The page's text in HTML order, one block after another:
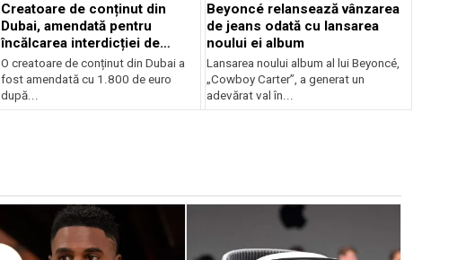
Creatoare de conținut din
Dubai, amendată pentru
încălcarea interdicției de
acces pe plaja roz din Sardinia
O creatoare de conținut din Dubai a
fost amendată cu 1.800 de euro
după...
Beyoncé relansează vânzarea
de jeans odată cu lansarea
noului ei album
Lansarea noului album al lui Beyoncé,
„Cowboy Carter”, a generat un
adevărat val în...